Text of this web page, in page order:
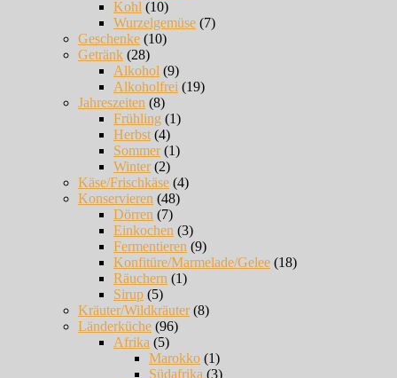
Kohl (10)
Wurzelgemüse (7)
Geschenke (10)
Getränk (28)
Alkohol (9)
Alkoholfrei (19)
Jahreszeiten (8)
Frühling (1)
Herbst (4)
Sommer(1)
Winter(2)
Käse/Frischkäse (4)
Konservieren (48)
Dörren (7)
Einkochen (3)
Fermentieren (9)
Konfitüre/Marmelade/Gelee (18)
Räuchern (1)
Sirup (5)
Kräuter/Wildkräuter(8)
Länderküche (96)
Afrika (5)
Marokko (1)
Südafrika (3)